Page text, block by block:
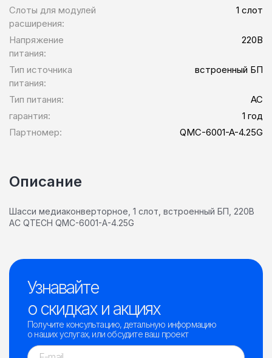
Слоты для модулей
расширения:
1 слот
Напряжение
питания:
220В
Тип источника
питания:
встроенный БП
Тип питания:
AC
гарантия:
1 год
Партномер:
QMC-6001-A-4.25G
Описание
Шасси медиаконверторное, 1 слот, встроенный БП, 220В
AC QTECH QMC-6001-A-4.25G
Узнавайте
о скидках и акциях
Получите консультацию, детальную информацию
о наших услугах, или обсудите ваш проект